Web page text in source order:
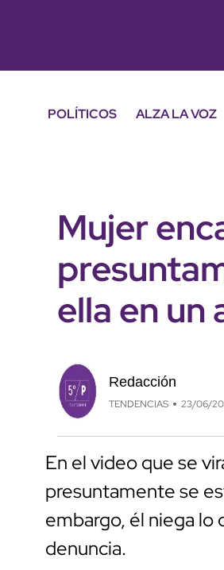
POLÍTICOS ALZA LA VOZ
Mujer
ella en un
Redacción
TENDENCIAS 23/06/
En el video que se
presuntamente se
embargo, él niega lo
denuncia.